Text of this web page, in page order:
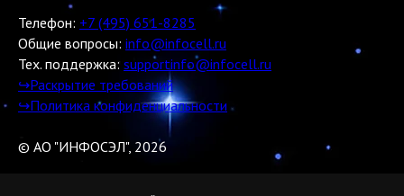
Телефон: +7 (495) 651-8285
Общие вопросы: info@infocell.ru
Тех. поддержка: supportinfo@infocell.ru
↪Раскрытие требований
↪Политика конфиденциальности
© АО "ИНФОСЭЛ", 2026